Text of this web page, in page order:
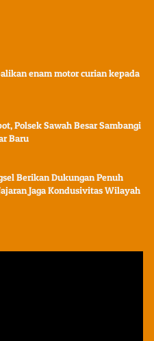
enam motor curian kepada
Polsek Sawah Besar Sambangi
Baru
Berikan Dukungan Penuh
Jaga Kondusivitas Wilayah